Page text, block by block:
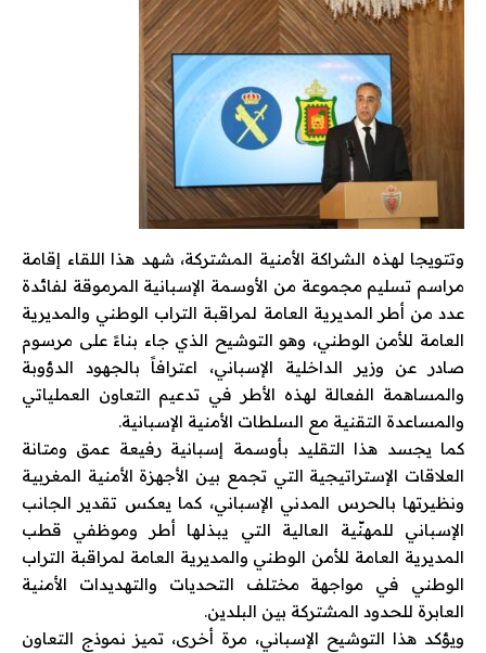
وتتويجا لهذه الشراكة الأمنية المشتركة، شهد هذا اللقاء إقامة
مراسم تسليم مجموعة من الأوسمة الإسبانية المرموقة لفائدة
عدد من أطر المديرية العامة لمراقبة التراب الوطني والمديرية
العامة للأمن الوطني، وهو التوشيح الذي جاء بناءً على مرسوم
صادر عن وزير الداخلية الإسباني، اعترافاً بالجهود الدؤوبة
والمساهمة الفعالة لهذه الأطر في تدعيم التعاون العملياتي
والمساعدة التقنية مع السلطات الأمنية الإسبانية.
كما يجسد هذا التقليد بأوسمة إسبانية رفيعة عمق ومتانة
العلاقات الإستراتيجية التي تجمع بين الأجهزة الأمنية المغربية
ونظيرتها بالحرس المدني الإسباني، كما يعكس تقدير الجانب
الإسباني للمهنّية العالية التي يبذلها أطر وموظفي قطب
المديرية العامة للأمن الوطني والمديرية العامة لمراقبة التراب
الوطني في مواجهة مختلف التحديات والتهديدات الأمنية
العابرة للحدود المشتركة بين البلدين.
ويؤكد هذا التوشيح الإسباني، مرة أخرى، تميز نموذج التعاون